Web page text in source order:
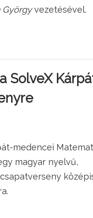
Györgyvezetésével.
SolveX
medencei
magyar nyelvű,